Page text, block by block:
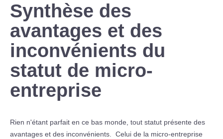
Synthèse des
avantages et des
inconvénients du
statut de micro-
entreprise
Rien n'étant parfait en ce bas monde, tout statut présente des
avantages et des inconvénients. Celui de la micro-entreprise